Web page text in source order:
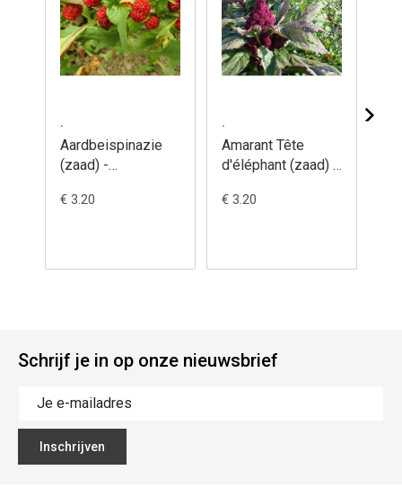
.
Aardbeispinazie
(zaad) -
capitatum
€ 3.20
.
Amarant Tête
d'éléphant (zaad) -
gangeticus
€ 3.20
Schrijf je in op onze nieuwsbrief
Inschrijven